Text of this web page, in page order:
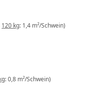
120 kg: 1,4 m²/Schwein)
: 0,8 m²/Schwein)